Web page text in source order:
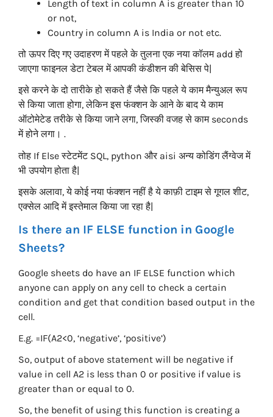
Length of text in column A is greater than 10
or not,
Country in column A is India or not etc.
तो ऊपर दिए गए उदाहरण में पहले के तुलना एक नया कॉलम add हो
जाएगा फाइनल डेटा टेबल में आपकी कंडीशन की बेसिस पे|
इसे करने के दो तारीके हो सकते हैं जैसे कि पहले ये काम मैन्युअल रूप
से किया जाता होगा, लेकिन इस फंक्शन के आने के बाद ये काम
ऑटोमेटेड तरीके से किया जाने लगा, जिस्की वजह से काम seconds
में होने लगा। .
तोह If Else स्टेटमेंट SQL, python और aisi अन्य कोडिंग लैंग्वेज में
भी उपयोग होता है|
इसके अलावा, ये कोई नया फंक्शन नहीं है ये काफ़ी टाइम से गूगल शीट,
एक्सेल आदि में इस्तेमाल किया जा रहा है|
Is there an IF ELSE function in Google
Sheets?
Google sheets do have an IF ELSE function which
anyone can apply on any cell to check a certain
condition and get that condition based output in the
cell.
E.g. =IF(A2<0, ‘negative’, ‘positive’)
So, output of above statement will be negative if
value in cell A2 is less than 0 or positive if value is
greater than or equal to 0.
So, the benefit of using this function is creating a